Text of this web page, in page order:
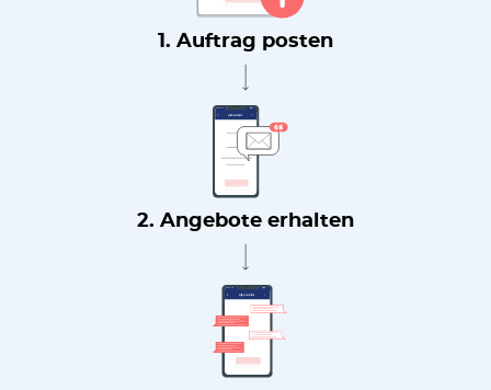
1. Auftrag posten
2. Angebote erhalten